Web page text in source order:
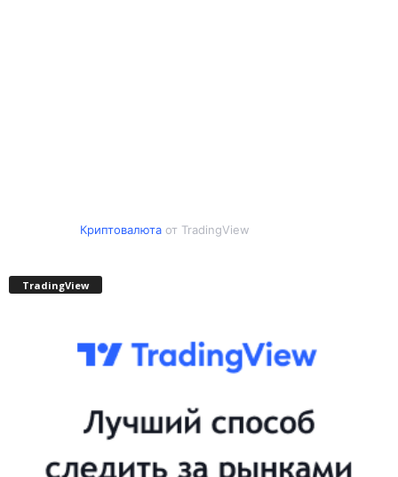
Криптовалютаот TradingView
TradingView